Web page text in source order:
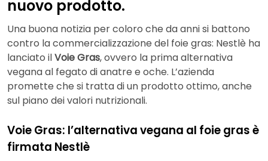
nuovo prodotto.
Una buona notizia per coloro che da anni si battono
contro la commercializzazione del foie gras: Nestlè ha
lanciato ilVoie Gras, ovvero la prima alternativa
vegana al fegato di anatre e oche. L’azienda
promette che si tratta di un prodotto ottimo, anche
sul piano dei valori nutrizionali.
Voie Gras: l’alternativa vegana al foie gras è
firmata Nestlè